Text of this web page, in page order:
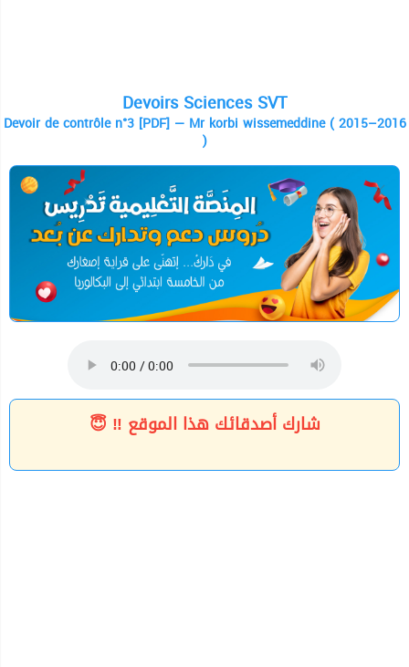
Devoirs Sciences SVT
Devoir de contrôle n°3 [PDF] — Mr korbi wissemeddine ( 2015–2016
)
شارك أصدقائك هذا الموقع ‼ 😇